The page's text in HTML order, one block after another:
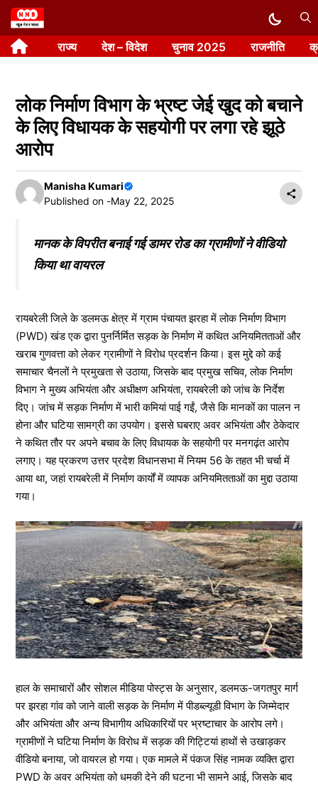
Skip
to
content राज्य देश – विदेश चुनाव 2025 राजनीति
लोक निर्माण विभाग के भ्रष्ट जेई खुद को बचाने
के लिए विधायक के सहयोगी पर लगा रहे झूठे
आरोप
Manisha Kumari
Published on -May 22, 2025
मानक के विपरीत बनाई गई डामर रोड का ग्रामीणों ने वीडियो
किया था वायरल
रायबरेली जिले के डलमऊ क्षेत्र में ग्राम पंचायत झरहा में लोक निर्माण विभाग
(PWD) खंड एक द्वारा पुनर्निर्मित सड़क के निर्माण में कथित अनियमितताओं और
खराब गुणवत्ता को लेकर ग्रामीणों ने विरोध प्रदर्शन किया। इस मुद्दे को कई
समाचार चैनलों ने प्रमुखता से उठाया, जिसके बाद प्रमुख सचिव, लोक निर्माण
विभाग ने मुख्य अभियंता और अधीक्षण अभियंता, रायबरेली को जांच के निर्देश
दिए। जांच में सड़क निर्माण में भारी कमियां पाई गईं, जैसे कि मानकों का पालन न
होना और घटिया सामग्री का उपयोग। इससे घबराए अवर अभियंता और ठेकेदार
ने कथित तौर पर अपने बचाव के लिए विधायक के सहयोगी पर मनगढ़ंत आरोप
लगाए। यह प्रकरण उत्तर प्रदेश विधानसभा में नियम 56 के तहत भी चर्चा में
आया था, जहां रायबरेली में निर्माण कार्यों में व्यापक अनियमितताओं का मुद्दा उठाया
गया।
हाल के समाचारों और सोशल मीडिया पोस्ट्स के अनुसार, डलमऊ-जगतपुर मार्ग
पर झरहा गांव को जाने वाली सड़क के निर्माण में पीडब्ल्यूडी विभाग के जिम्मेदार
और अभियंता और अन्य विभागीय अधिकारियों पर भ्रष्टाचार के आरोप लगे।
ग्रामीणों ने घटिया निर्माण के विरोध में सड़क की गिट्टियां हाथों से उखाड़कर
वीडियो बनाया, जो वायरल हो गया। एक मामले में पंकज सिंह नामक व्यक्ति द्वारा
PWD के अवर अभियंता को धमकी देने की घटना भी सामने आई, जिसके बाद